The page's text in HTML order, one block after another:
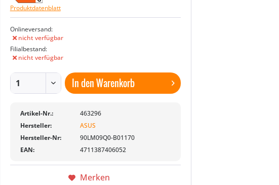
Produktdatenblatt
Onlineversand:
nicht verfügbar
Filialbestand:
nicht verfügbar
In denWarenkorb
Artikel-Nr.:
463296
Hersteller:
ASUS
Hersteller-Nr:
90LM09Q0-B01170
EAN:
4711387406052
Merken